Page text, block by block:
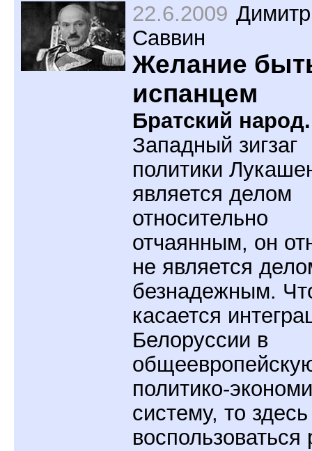
22.6.2009
Саввин
Желание
испанцем
Братский народ.
Западный зигзаг
политики
является делом
относительно
отчаянным, он
не является
безнадежным.
касается
Белоруссии в
политико-
систему, то
воспользоваться